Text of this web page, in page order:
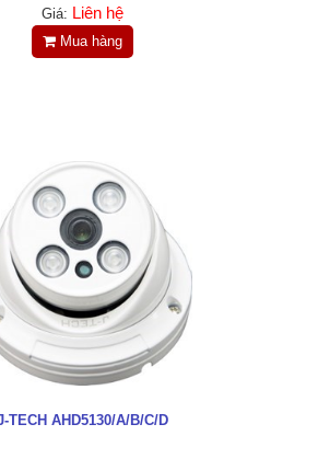
Giá: Liên hệ
Mua hàng
TECH AHD5130/A/B/C/D